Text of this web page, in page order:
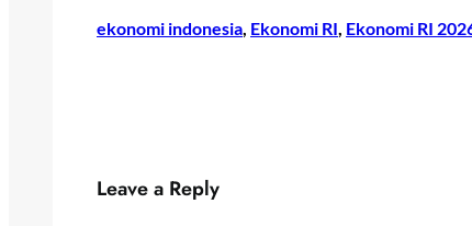
ekonomi indonesia, Ekonomi RI, Ekonomi RI
Leave a Reply